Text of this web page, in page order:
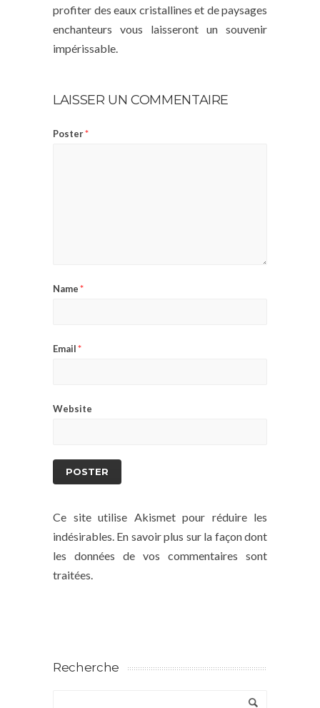
profiter des eaux cristallines et de paysages
enchanteurs vous laisseront un souvenir
impérissable.
LAISSER UN COMMENTAIRE
Poster*
Name*
Email*
Website
Ce site utilise Akismet pour réduire les
indésirables. En savoir plus sur la façon dont
les données de vos commentaires sont
traitées.
Recherche